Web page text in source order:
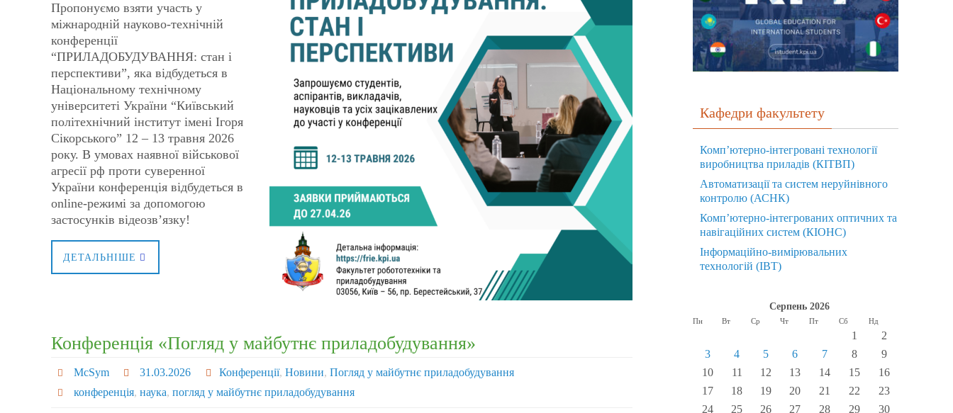
Пропонуємо взяти участь у
міжнародній науково-технічній
конференції
“ПРИЛАДОБУДУВАННЯ: стан і
перспективи”, яка відбудеться в
Національному технічному
університеті України “Київський
політехнічний інститут імені Ігоря
Сікорського” 12 – 13 травня 2026
року. В умовах наявної військової
агресії рф проти суверенної
України конференція відбудеться в
online-режимі за допомогою
застосунків відеозв’язку!
ДЕТАЛЬНІШЕ
Конференція «Погляд у майбутнє приладобудування»
McSym 31.03.2026 Конференції,Новини,Погляд у майбутнє приладобудування
конференція, наука, погляд у майбутнє приладобудування
Кафедри факультету
Комп’ютерно-інтегровані технології
виробництва приладів (КІТВП)
Автоматизації та систем неруйнівного
контролю (АСНК)
Комп’ютерно-інтегрованих оптичних та
навігаційних систем (КІОНС)
Інформаційно-вимірювальних
технологій (ІВТ)
Серпень 2026
Пн Вт Ср Чт Пт Сб Нд
1
2
3
4 5 6 7 8
9
10
11 12 13 14 15
16
17
18 19 20 21 22
23
24
25 26 27 28 29
30